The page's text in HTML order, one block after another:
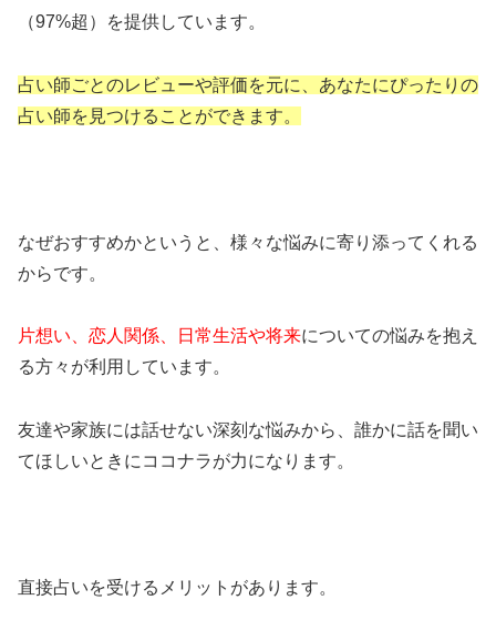
（97%超）を提供しています。
占い師ごとのレビューや評価を元に、あなたにぴったりの
占い師を見つけることができます。
なぜおすすめかというと、様々な悩みに寄り添ってくれる
からです。
片想い、恋人関係、日常生活や将来についての悩みを抱え
る方々が利用しています。
友達や家族には話せない深刻な悩みから、誰かに話を聞い
てほしいときにココナラ​が力になります。
直接占いを受けるメリットがあります。